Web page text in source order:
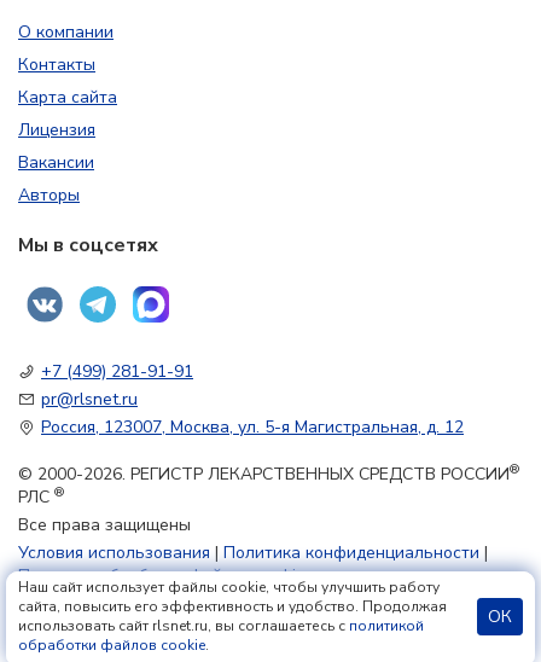
О компании
Контакты
Карта сайта
Лицензия
Вакансии
Авторы
Мы в соцсетях
+7 (499) 281-91-91
pr@rlsnet.ru
Россия, 123007, Москва, ул. 5-я Магистральная, д. 12
© 2000-2026. РЕГИСТР ЛЕКАРСТВЕННЫХ СРЕДСТВ РОССИИ®
РЛС ®
Все права защищены
Условия использования | Политика конфиденциальности |
Политика обработки файлов cookie
18+
Наш сайт использует файлы cookie, чтобы улучшить работу
сайта, повысить его эффективность и удобство. Продолжая
использовать сайт rlsnet.ru, вы соглашаетесь с политикой
обработки файлов cookie.
ОК